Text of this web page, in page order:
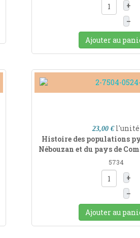
+
–
Ajouter au
23,00 € l'unité
Histoire des populations
Nébouzan et du pays de
5734
+
–
Ajouter au